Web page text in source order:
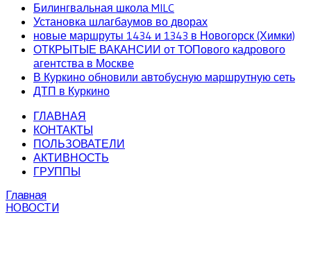
Билингвальная школа MILC
Установка шлагбаумов во дворах
новые маршруты 1434 и 1343 в Новогорск (Химки)
ОТКРЫТЫЕ ВАКАНСИИ от ТОПового кадрового
агентства в Москве
В Куркино обновили автобусную маршрутную сеть
ДТП в Куркино
ГЛАВНАЯ
КОНТАКТЫ
ПОЛЬЗОВАТЕЛИ
АКТИВНОСТЬ
ГРУППЫ
Главная
НОВОСТИ